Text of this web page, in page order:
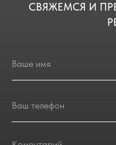
СВЯЖЕМСЯ И